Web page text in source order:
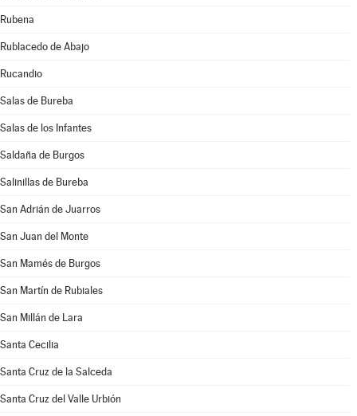
Rubena
Rublacedo de Abajo
Rucandio
Salas de Bureba
Salas de los Infantes
Saldaña de Burgos
Salinillas de Bureba
San Adrián de Juarros
San Juan del Monte
San Mamés de Burgos
San Martín de Rubiales
San Millán de Lara
Santa Cecilia
Santa Cruz de la Salceda
Santa Cruz del Valle Urbión